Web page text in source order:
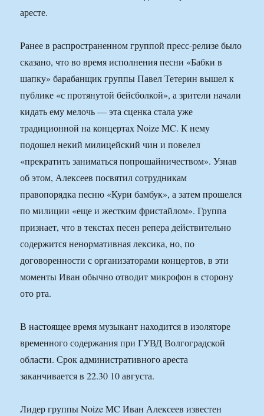
аресте.
Ранее в распространенном группой пресс-релизе было
сказано, что во время исполнения песни «Бабки в
шапку» барабанщик группы Павел Тетерин вышел к
публике «с протянутой бейсболкой», а зрители начали
кидать ему мелочь — эта сценка стала уже
традиционной на концертах Noize MC. К нему
подошел некий милицейский чин и повелел
«прекратить заниматься попрошайничеством». Узнав
об этом, Алексеев посвятил сотрудникам
правопорядка песню «Кури бамбук», а затем прошелся
по милиции «еще и жестким фристайлом». Группа
признает, что в текстах песен репера действительно
содержится ненормативная лексика, но, по
договоренности с организаторами концертов, в эти
моменты Иван обычно отводит микрофон в сторону
ото рта.
В настоящее время музыкант находится в изоляторе
временного содержания при ГУВД Волгоградской
области. Срок административного ареста
заканчивается в 22.30 10 августа.
Лидер группы Noize MC Иван Алексеев известен